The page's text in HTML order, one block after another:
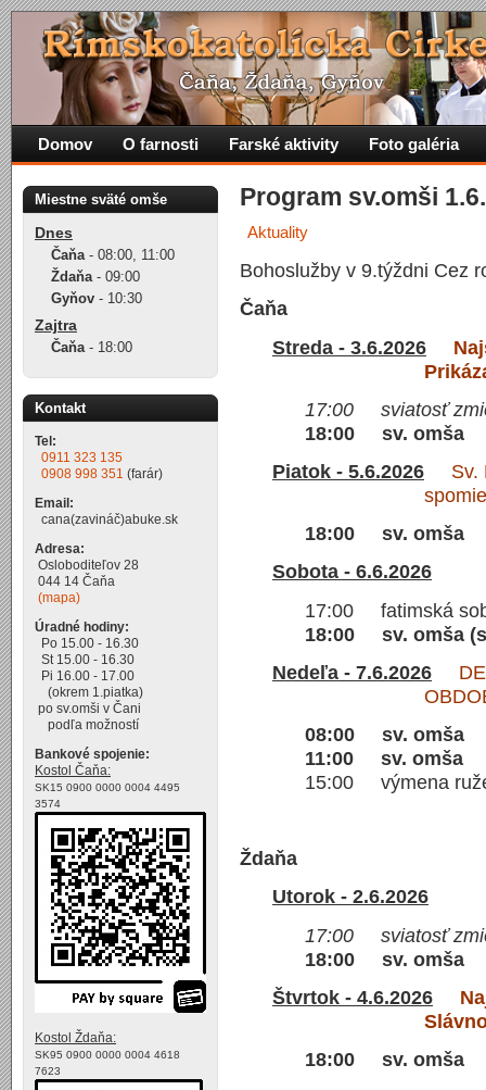
Program sv.omši
Aktuality
Bohoslužby v 9.týždni Cez
Čaňa
Streda - 3.6.2026
17:00 sviatosť
18:00 sv. omša
Piatok - 5.6.2026 Sv.
18:00 sv. omša
Sobota - 6.6.2026
17:00 fatimská
18:00 sv. omša
Nedeľa - 7.6.2026
08:00 sv. omša
11:00 sv. omša
15:00 výmena
Ždaňa
Utorok - 2.6.2026
17:00 sviatosť
18:00 sv. omša
Štvrtok - 4.6.2026
18:00 sv. omša
Domov O farnosti Farské aktivity Foto galéria
Miestne sväté omše
Dnes
Čaňa- 08:00, 11:00
Ždaňa- 09:00
Gyňov - 10:30
Zajtra
Čaňa- 18:00
Kontakt
Tel:
0911 323 135
0908 998 351 (farár)
Email:
cana(zavináč)abuke.sk
Adresa:
Osloboditeľov 28
044 14 Čaňa
(mapa)
Úradné hodiny:
Po 15.00 - 16.30
St 15.00 - 16.30
Pi 16.00 - 17.00
(okrem 1.piatka)
po sv.omši v Čani
podľa možností
Bankové spojenie:
Kostol Čaňa:
SK15 0900 0000 0004 4495
3574
Kostol Ždaňa:
SK95 0900 0000 0004 4618
7623